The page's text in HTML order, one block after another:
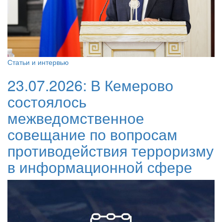
Статьи и интервью
23.07.2026: В Кемерово
состоялось
межведомственное
совещание по вопросам
противодействия терроризму
в информационной сфере